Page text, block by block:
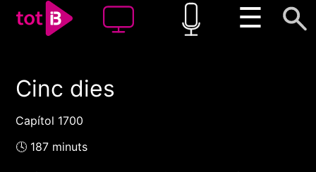
☰
00:00 00:00
Cinc dies
Capítol 1700
🕓 187 minuts